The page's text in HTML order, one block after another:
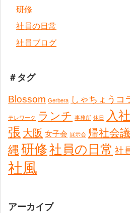
研修
社員の日常
社員ブログ
＃タグ
Blossom Gerbera しゃちょうコ
テレワーク ランチ 事務所 休日 入
張 大阪 女子会 展示会 帰社会議
縄 研修社員の日常 社
社風
アーカイブ